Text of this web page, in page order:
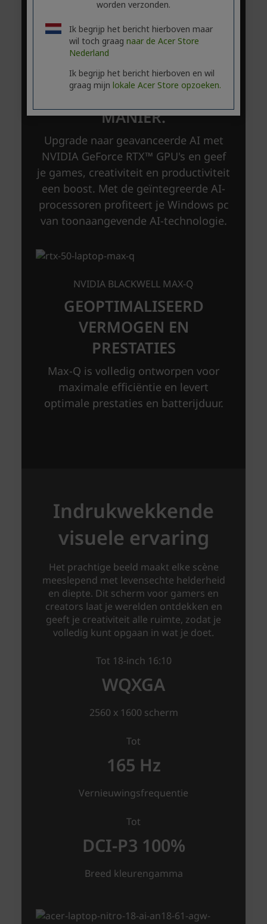
worden verzonden.
Ik begrijp het bericht hierboven maar
wil toch graag naar de Acer Store
Nederland
Ik begrijp het bericht hierboven en wil
graag mijn lokale Acer Store opzoeken.